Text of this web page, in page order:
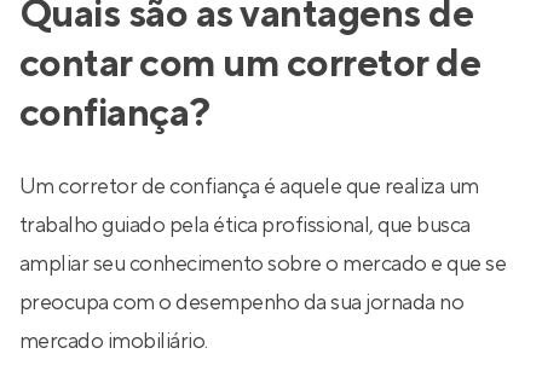
Quais são as vantagens de
contar com um corretor de
confiança?
Um corretor de confiança é aquele que realiza um
trabalho guiado pela ética profissional, que busca
ampliar seu conhecimento sobre o mercado e que se
preocupa com o desempenho da sua jornada no
mercado imobiliário.